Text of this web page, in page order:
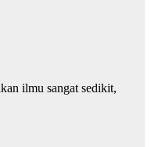
ilmu sangat sedikit,